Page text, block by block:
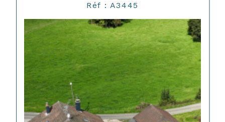
Réf : A3445